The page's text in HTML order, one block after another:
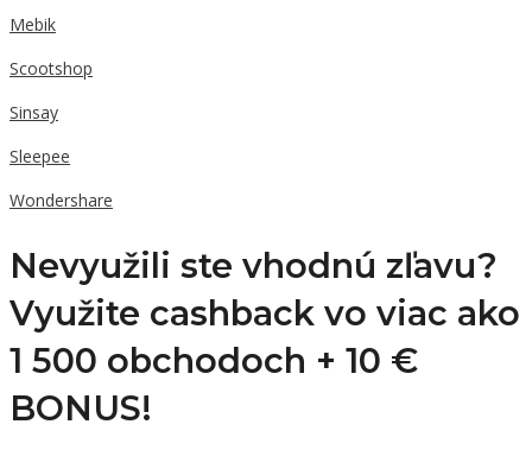
Mebik
Scootshop
Sinsay
Sleepee
Wondershare
Nevyužili ste vhodnú zľavu?
Využite cashback vo viac ako
1 500 obchodoch + 10 €
BONUS!